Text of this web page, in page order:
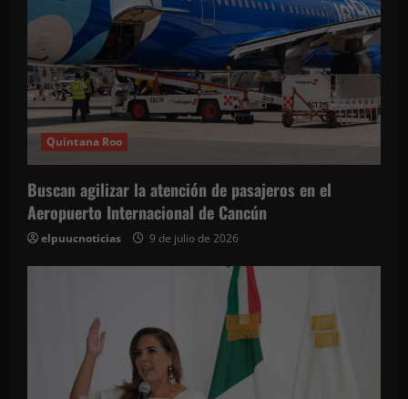
Quintana Roo
Buscan agilizar la atención de pasajeros en el
Aeropuerto Internacional de Cancún
elpuucnoticias 9 de julio de 2026